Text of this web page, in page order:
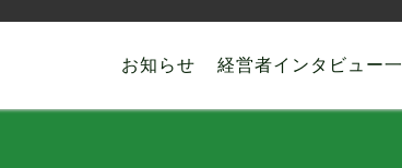
お知らせ 経営者インタビュー